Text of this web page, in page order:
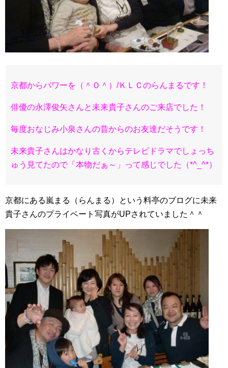
京都からパワーを（＾Ｏ＾）/ＫＬＣのらんまるです！
俳優の永澤俊矢さんと未来貴子さんのご来店でした！
毎度おなじみ小泉さんの昔からのお友達だそうです！
未来貴子さんはかなり古くからテレビドラマでしょっち
ゅう見てたので「本物だぁ～」って感じでした（*^_^*）
京都にある嵐まる（らんまる）という料亭のブログに未来
貴子さんのプライベート写真がUPされていました＾＾